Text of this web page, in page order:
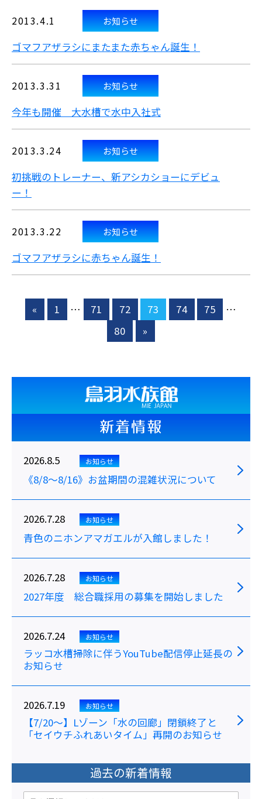
2013.4.1 お知らせ
ゴマフアザラシにまたまた赤ちゃん誕生！
2013.3.31 お知らせ
今年も開催 大水槽で水中入社式
2013.3.24 お知らせ
初挑戦のトレーナー、新アシカショーにデビュ
ー！
2013.3.22 お知らせ
ゴマフアザラシに赤ちゃん誕生！
« 1 … 71 72 73 74 75
…
80
»
新着情報
2026.8.5 お知らせ
《8/8～8/16》お盆期間の混雑状況について
2026.7.28 お知らせ
青色のニホンアマガエルが入館しました！
2026.7.28 お知らせ
2027年度 総合職採用の募集を開始しました
2026.7.24 お知らせ
ラッコ水槽掃除に伴うYouTube配信停止延長の
お知らせ
2026.7.19 お知らせ
【7/20～】Lゾーン「水の回廊」閉鎖終了と
「セイウチふれあいタイム」再開のお知らせ
過去の新着情報